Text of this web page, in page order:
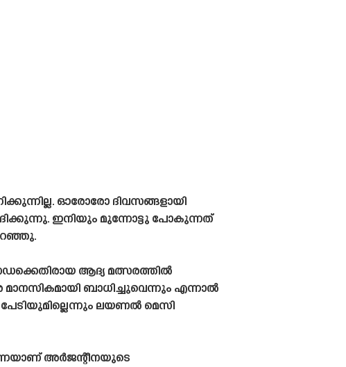
ഓരോരോ ദിവസങ്ങളായി
ഇനിയും മുന്നോട്ടു പോകുന്നത്
ആദ്യ മത്സരത്തിൽ
മാനസികമായി ബാധിച്ചുവെന്നും എന്നാൽ
ലയണൽ മെസി
അർജന്റീനയുടെ